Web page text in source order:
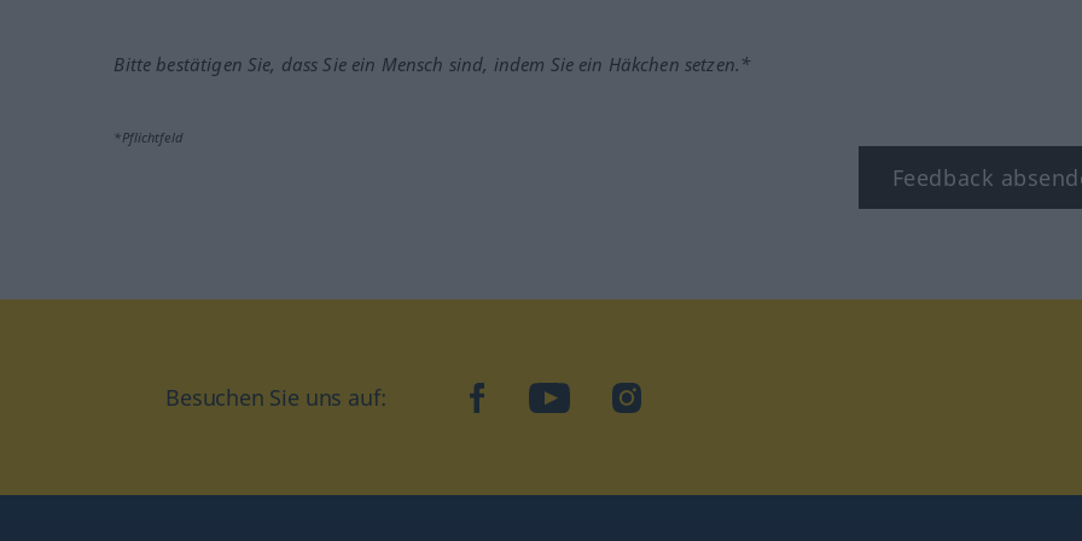
Bitte bestätigen Sie, dass Sie ein Mensch sind, indem Sie ein Häkchen setzen.*
*Pflichtfeld
Feedback
Besuchen Sie uns auf: facebookYouTubeInstagram